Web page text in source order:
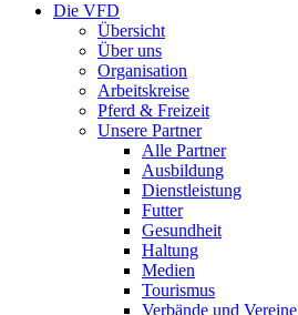
Die VFD
Übersicht
Über uns
Organisation
Arbeitskreise
Pferd & Freizeit
Unsere Partner
Alle Partner
Ausbildung
Dienstleistung
Futter
Gesundheit
Haltung
Medien
Tourismus
Verbände und Vereine